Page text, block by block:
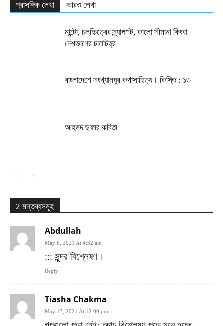
প্রাসঙ্গিক লেখা আরও লেখা
মান্টো, চলচ্চিত্রের স্ন্যাপশট, কালো সীমানা কিংবা
দেশভাগের চালচিত্র
বাংলাদেশে সংখ্যালঘুর কথাসাহিত্য। কিস্তি : ১৩
আহমদ ছফার কবিতা
2 মন্তব্যসমূহ
Abdullah
May 6, 2021 At 4:32 am
::: সুন্দর বিশ্লেষণ।
Reply
Tiasha Chakma
May 13, 2021 At 12:00 pm